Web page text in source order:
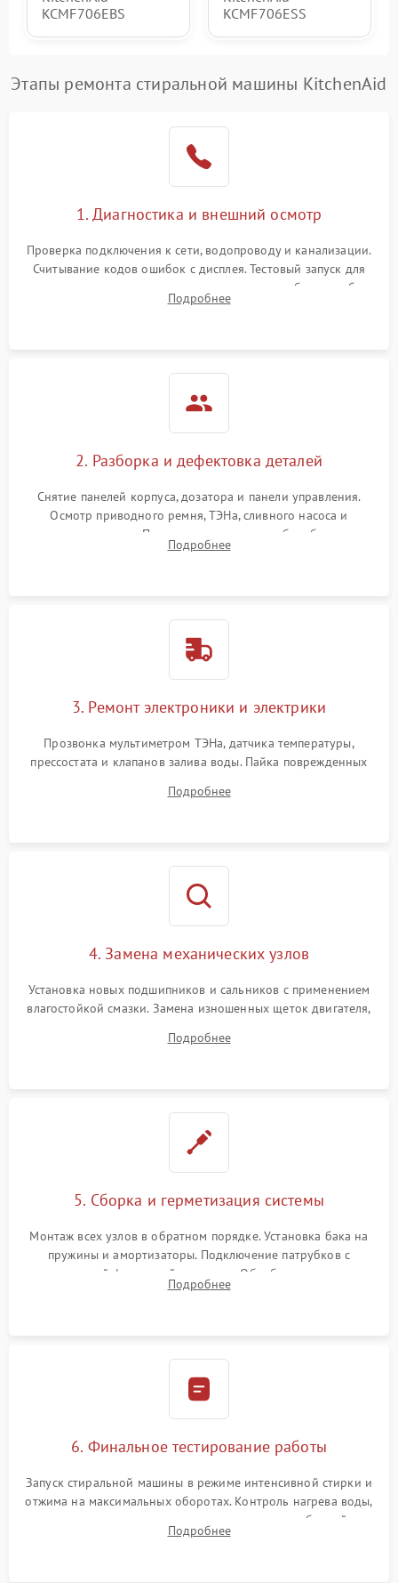
KCMF706EBS
KCMF706ESS
Этапы ремонта стиральной машины KitchenAid
1. Диагностика и внешний осмотр
Проверка подключения к сети, водопроводу и канализации.
Считывание кодов ошибок с дисплея. Тестовый запуск для
выявления посторонних шумов, протечек или сбоев в работе
электронного модуля управления.
Подробнее
2. Разборка и дефектовка деталей
Снятие панелей корпуса, дозатора и панели управления.
Осмотр приводного ремня, ТЭНа, сливного насоса и
амортизаторов. Проверка подшипников барабана и
крестовины на износ, а манжеты люка на разрывы.
Подробнее
3. Ремонт электроники и электрики
Прозвонка мультиметром ТЭНа, датчика температуры,
прессостата и клапанов залива воды. Пайка поврежденных
Восстановление целостности проводки и контактов.
Подробнее
4. Замена механических узлов
Установка новых подшипников и сальников с применением
влагостойкой смазки. Замена изношенных щеток двигателя,
или поврежденной резиновой манжеты.
Подробнее
5. Сборка и герметизация системы
Монтаж всех узлов в обратном порядке. Установка бака на
пружины и амортизаторы. Подключение патрубков с
надежной фиксацией хомутами. Обработка стыков
герметиком для предотвращения возможных протечек воды.
Подробнее
6. Финальное тестирование работы
Запуск стиральной машины в режиме интенсивной стирки и
отжима на максимальных оборотах. Контроль нагрева воды,
корректности слива, отсутствия излишних вибраций,
посторонних стуков и протечек под корпусом.
Подробнее